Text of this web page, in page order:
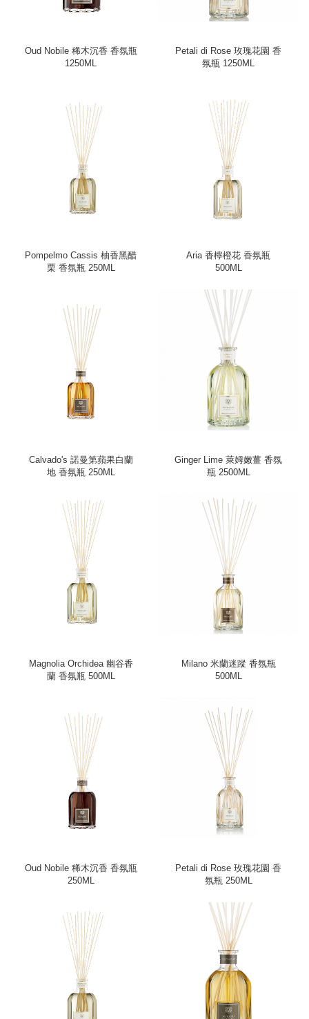
Oud Nobile 稀木沉香 香氛瓶
1250ML
Petali di Rose 玫瑰花園 香
氛瓶 1250ML
Pompelmo Cassis 柚香黑醋
栗 香氛瓶 250ML
Aria 香檸橙花 香氛瓶
500ML
Calvado's 諾曼第蘋果白蘭
地 香氛瓶 250ML
Ginger Lime 萊姆嫩薑 香氛
瓶 2500ML
Magnolia Orchidea 幽谷香
蘭 香氛瓶 500ML
Milano 米蘭迷蹤 香氛瓶
500ML
Oud Nobile 稀木沉香 香氛瓶
250ML
Petali di Rose 玫瑰花園 香
氛瓶 250ML